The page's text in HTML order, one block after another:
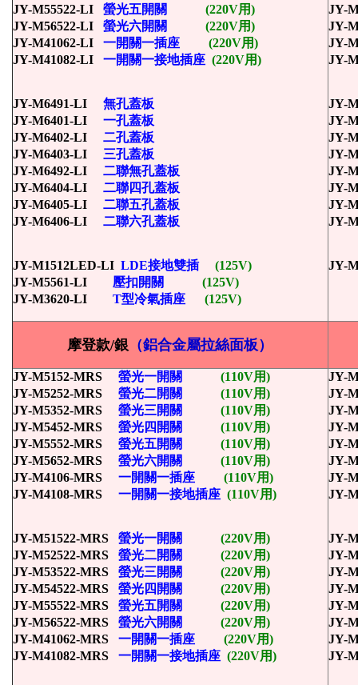
JY-M55522-LI螢光五開關 (220V用)
JY-M56522-LI螢光六開關 (220V用)
JY-M41062-LI一開關一插座(220V用)
JY-M41082-LI一開關一接地插座(220V用)
JY-M6491-LI無孔蓋板
JY-M6401-LI一孔蓋板
JY-M6402-LI二孔蓋板
JY-M6403-LI三孔蓋板
JY-M6492-LI二聯無孔蓋板
JY-M6404-LI二聯四孔蓋板
JY-M6405-LI二聯五孔蓋板
JY-M6406-LI二聯六孔蓋板
JY-M1512LED-LILDE接地雙插(125V)
JY-M5561-LI壓扣開關 (125V)
JY-M3620-LIT型冷氣插座(125V)
JY-
JY-
JY-
JY-
JY-
JY-
JY-
JY-
JY-
JY-
JY-
JY-
JY-
摩登款/銀 （鋁合金屬拉絲面板）
JY-M5152-MRS螢光一開關 (110V用)
JY-M5252-MRS螢光二開關
(110V用)
JY-M5352-MRS螢光三開關 (110V用)
JY-M5452-MRS螢光四開關 (110V用)
JY-M5552-MRS螢光五開關 (110V用)
JY-M5652-MRS螢光六開關 (110V用)
JY-M4106-MRS一開關一插座(110V用)
JY-M4108-MRS一開關一接地插座(110V用)
JY-M51522-MRS螢光一開關 (220V用)
JY-M52522-MRS螢光二開關
(220V用)
JY-M53522-MRS螢光三開關 (220V用)
JY-M54522-MRS螢光四開關 (220V用)
JY-M55522-MRS螢光五開關 (220V用)
JY-M56522-MRS螢光六開關 (220V用)
JY-M41062-MRS一開關一插座(220V用)
JY-M41082-MRS一開關一接地插座(220V用)
JY-
JY-
JY-
JY-
JY-
JY-
JY-
JY-
JY-
JY-
JY-
JY-
JY-
JY-
JY-
JY-